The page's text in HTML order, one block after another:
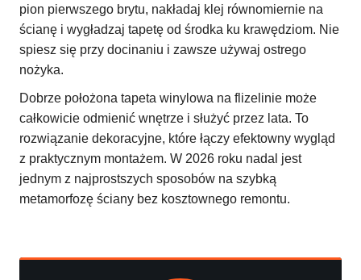
pion pierwszego brytu, nakładaj klej równomiernie na
ścianę i wygładzaj tapetę od środka ku krawędziom. Nie
spiesz się przy docinaniu i zawsze używaj ostrego
nożyka.
Dobrze położona tapeta winylowa na flizelinie może
całkowicie odmienić wnętrze i służyć przez lata. To
rozwiązanie dekoracyjne, które łączy efektowny wygląd
z praktycznym montażem. W 2026 roku nadal jest
jednym z najprostszych sposobów na szybką
metamorfozę ściany bez kosztownego remontu.